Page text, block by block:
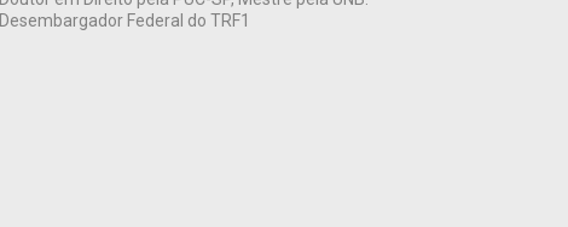
Desembargador Federal do TRF1